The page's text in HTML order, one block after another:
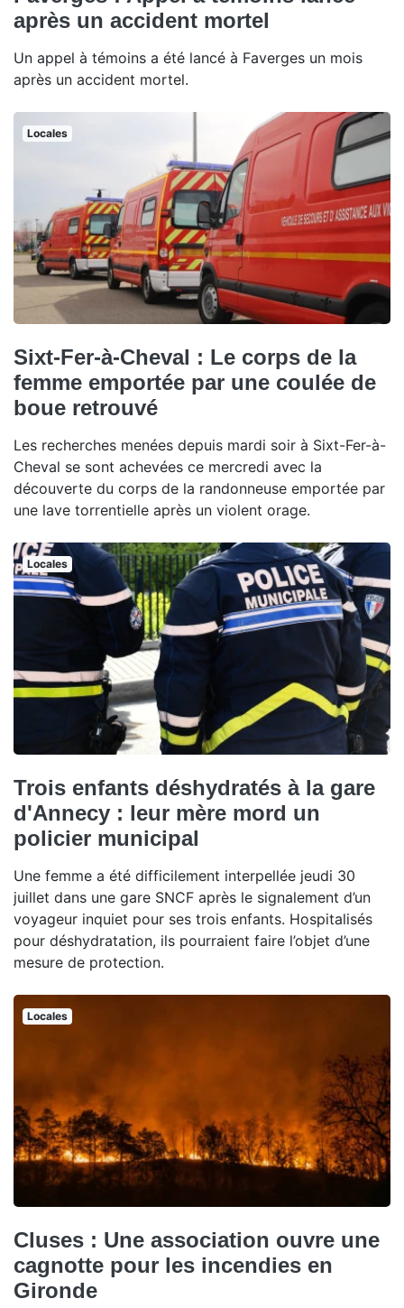
après un accident mortel
Un appel à témoins a été lancé à Faverges un mois
après un accident mortel.
Locales
Sixt-Fer-à-Cheval : Le corps de la
femme emportée par une coulée de
boue retrouvé
Les recherches menées depuis mardi soir à Sixt-Fer-à-
Cheval se sont achevées ce mercredi avec la
découverte du corps de la randonneuse emportée par
une lave torrentielle après un violent orage.
Locales
Trois enfants déshydratés à la gare
d'Annecy : leur mère mord un
policier municipal
Une femme a été difficilement interpellée jeudi 30
juillet dans une gare SNCF après le signalement d’un
voyageur inquiet pour ses trois enfants. Hospitalisés
pour déshydratation, ils pourraient faire l’objet d’une
mesure de protection.
Locales
Cluses : Une association ouvre une
cagnotte pour les incendies en
Gironde